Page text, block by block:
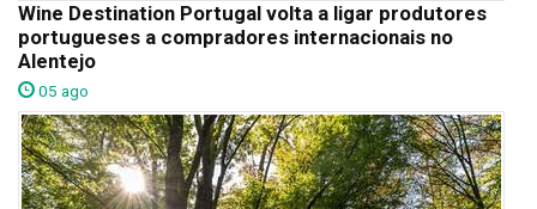
Wine Destination Portugal volta a ligar produtores
portugueses a compradores internacionais no
Alentejo
05 ago